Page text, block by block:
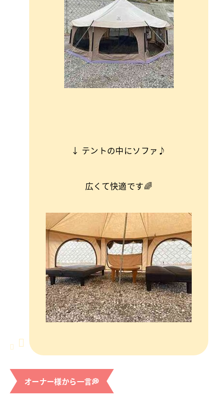
↓ テントの中にソファ♪
広くて快適です🌈
オーナー様から一言💭